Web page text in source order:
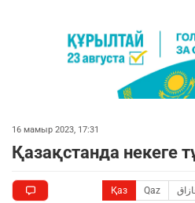
16 мамыр 2023, 17:31
Қазақстанда некеге
Қаз Qaz